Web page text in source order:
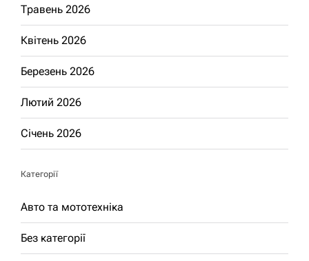
Травень 2026
Квітень 2026
Березень 2026
Лютий 2026
Січень 2026
Категорії
Авто та мототехніка
Без категорії